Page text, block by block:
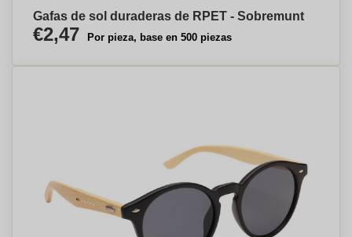
Gafas de sol duraderas de RPET - Sobremunt
€2,47 Por pieza, base en 500 piezas